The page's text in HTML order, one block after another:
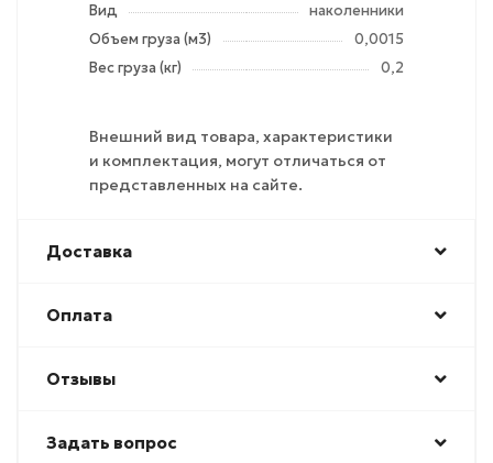
Вид
наколенники
Объем груза (м3)
0,0015
Вес груза (кг)
0,2
Внешний вид товара, характеристики
и комплектация, могут отличаться от
представленных на сайте.
Доставка
Оплата
Отзывы
Задать вопрос